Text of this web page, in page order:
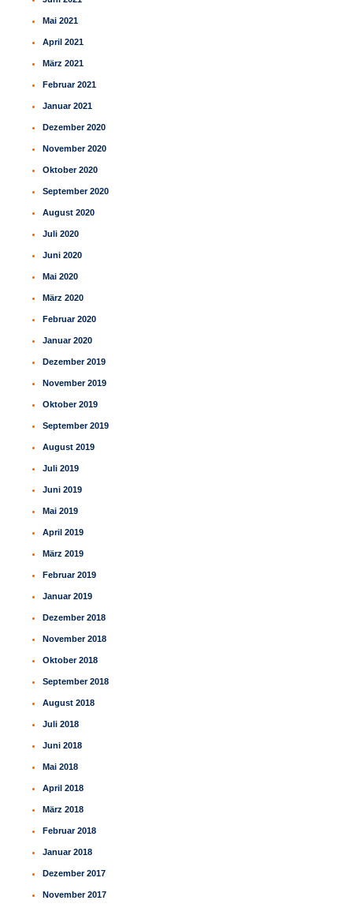
Mai 2021
April 2021
März 2021
Februar 2021
Januar 2021
Dezember 2020
November 2020
Oktober 2020
September 2020
August 2020
Juli 2020
Juni 2020
Mai 2020
März 2020
Februar 2020
Januar 2020
Dezember 2019
November 2019
Oktober 2019
September 2019
August 2019
Juli 2019
Juni 2019
Mai 2019
April 2019
März 2019
Februar 2019
Januar 2019
Dezember 2018
November 2018
Oktober 2018
September 2018
August 2018
Juli 2018
Juni 2018
Mai 2018
April 2018
März 2018
Februar 2018
Januar 2018
Dezember 2017
November 2017